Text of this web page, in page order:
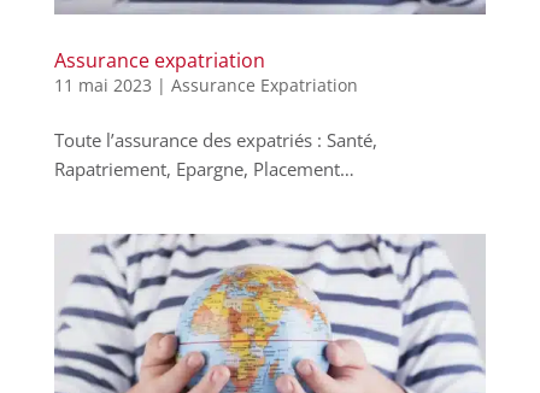
Assurance expatriation
11 mai 2023 | Assurance Expatriation
Toute l’assurance des expatriés : Santé,
Rapatriement, Epargne, Placement…